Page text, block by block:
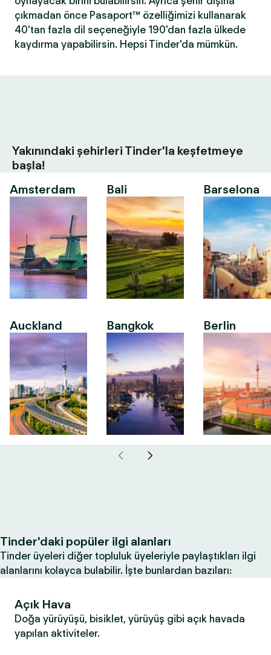
çıkmadan önce Pasaport™ özelliğimizi kullanarak
40'tan fazla dil seçeneğiyle 190'dan fazla ülkede
kaydırma yapabilirsin. Hepsi Tinder'da mümkün.
Yakınındaki şehirleri Tinder'la keşfetmeye
başla!
Amsterdam
Auckland
Bali
Bangkok
Barselona
Berlin
Tinder'daki popüler ilgi alanları
Tinder üyeleri diğer topluluk üyeleriyle paylaştıkları ilgi
alanlarını kolayca bulabilir. İşte bunlardan bazıları:
Açık Hava
Doğa yürüyüşü, bisiklet, yürüyüş gibi açık havada
yapılan aktiviteler.